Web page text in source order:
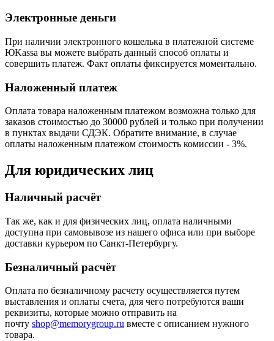
Электронные деньги
При наличии электронного кошелька в платежной системе
ЮKassa вы можете выбрать данный способ оплаты и
совершить платеж. Факт оплаты фиксируется моментально.
Наложенный платеж
Оплата товара наложенным платежом возможна только для
заказов стоимостью до 30000 рублей и только при получении
в пунктах выдачи СДЭК. Обратите внимание, в случае
оплаты наложенным платежом стоимость комиссии - 3%.
Для юридических лиц
Наличный расчёт
Так же, как и для физических лиц, оплата наличными
доступна при самовывозе из нашего офиса или при выборе
доставки курьером по Санкт-Петербургу.
Безналичный расчёт
Оплата по безналичному расчету осуществляется путем
выставления и оплаты счета, для чего потребуются ваши
реквизиты, которые можно отправить на
почту shop@memorygroup.ru вместе с описанием нужного
товара.